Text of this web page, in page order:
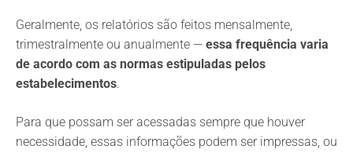
Geralmente, os relatórios são feitos mensalmente,
trimestralmente ou anualmente — essa frequência varia
de acordo com as normas estipuladas pelos
estabelecimentos.
Para que possam ser acessadas sempre que houver
necessidade, essas informações podem ser impressas, ou